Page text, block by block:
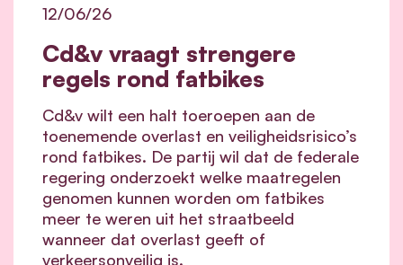
Cd&v vraagt strengere
regels rond fatbikes
12/06/26
Cd&v wilt een halt toeroepen aan de
toenemende overlast en veiligheidsrisico’s
rond fatbikes. De partij wil dat de federale
regering onderzoekt welke maatregelen
genomen kunnen worden om fatbikes
meer te weren uit het straatbeeld
wanneer dat overlast geeft of
verkeersonveilig is.